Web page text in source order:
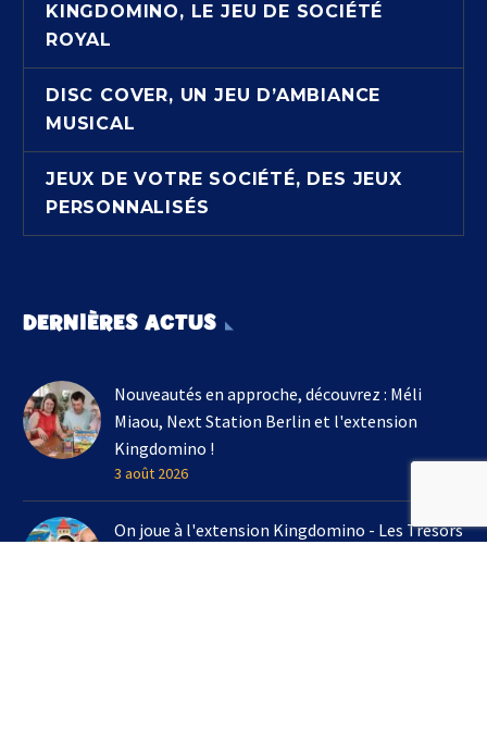
KINGDOMINO, LE JEU DE SOCIÉTÉ
ROYAL
DISC COVER, UN JEU D’AMBIANCE
MUSICAL
JEUX DE VOTRE SOCIÉTÉ, DES JEUX
PERSONNALISÉS
DERNIÈRES ACTUS
Nouveautés en approche, découvrez : Méli
Miaou, Next Station Berlin et l'extension
Kingdomino !
3 août 2026
On joue à l'extension Kingdomino - Les Trésors